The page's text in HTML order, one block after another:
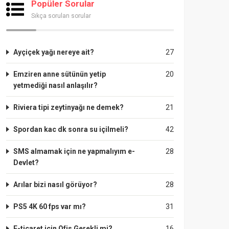
Popüler Sorular
Sıkça sorulan sorular
27
Ayçiçek yağı nereye ait?
20
Emziren anne sütünün yetip
yetmediği nasıl anlaşılır?
21
Riviera tipi zeytinyağı ne demek?
42
Spordan kac dk sonra su içilmeli?
28
SMS almamak için ne yapmalıyım e-
Devlet?
28
Arılar bizi nasıl görüyor?
31
PS5 4K 60 fps var mı?